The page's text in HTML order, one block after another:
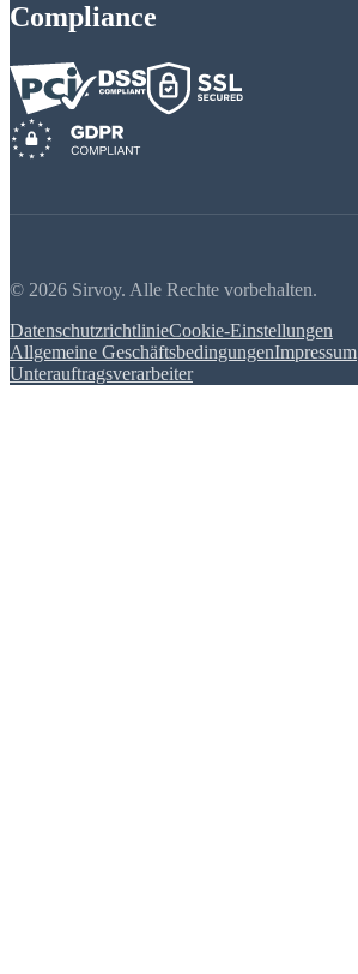
Compliance
© 2026 Sirvoy. Alle Rechte vorbehalten.
DatenschutzrichtlinieCookie-Einstellungen
Allgemeine GeschäftsbedingungenImpressum
Unterauftragsverarbeiter